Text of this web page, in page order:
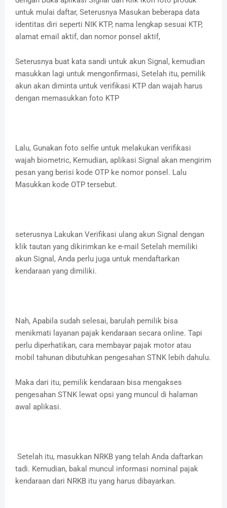
untuk mulai daftar, Seterusnya Masukan beberapa data
identitas diri seperti NIK KTP, nama lengkap sesuai KTP,
alamat email aktif, dan nomor ponsel aktif,
Seterusnya buat kata sandi untuk akun Signal, kemudian
masukkan lagi untuk mengonfirmasi, Setelah itu, pemilik
akun akan diminta untuk verifikasi KTP dan wajah harus
dengan memasukkan foto KTP
Lalu, Gunakan foto selfie untuk melakukan verifikasi
wajah biometric, Kemudian, aplikasi Signal akan mengirim
pesan yang berisi kode OTP ke nomor ponsel. Lalu
Masukkan kode OTP tersebut.
seterusnya Lakukan Verifikasi ulang akun Signal dengan
klik tautan yang dikirimkan ke e-mail Setelah memiliki
akun Signal, Anda perlu juga untuk mendaftarkan
kendaraan yang dimiliki.
Nah, Apabila sudah selesai, barulah pemilik bisa
menikmati layanan pajak kendaraan secara online. Tapi
perlu diperhatikan, cara membayar pajak motor atau
mobil tahunan dibutuhkan pengesahan STNK lebih dahulu.
Maka dari itu, pemilik kendaraan bisa mengakses
pengesahan STNK lewat opsi yang muncul di halaman
awal aplikasi.
Setelah itu, masukkan NRKB yang telah Anda daftarkan
tadi. Kemudian, bakal muncul informasi nominal pajak
kendaraan dari NRKB itu yang harus dibayarkan.